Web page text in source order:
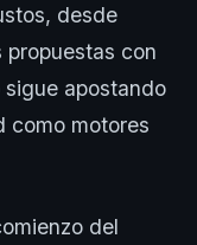
desde
con
apostando
como motores
del